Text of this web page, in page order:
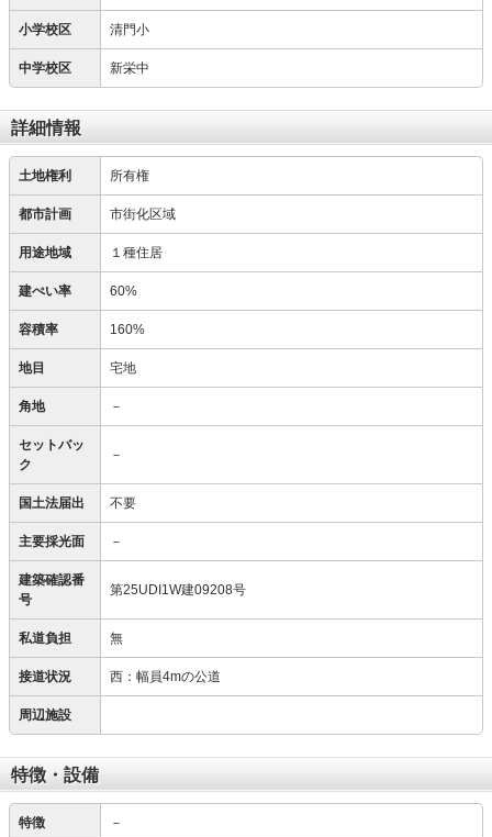
小学校区 清門小
中学校区 新栄中
詳細情報
土地権利 所有権
都市計画 市街化区域
用途地域 １種住居
建ぺい率 60%
容積率 160%
地目 宅地
角地 －
セットバッ
ク
－
国土法届出 不要
主要採光面 －
建築確認番
号
第25UDI1W建09208号
私道負担 無
接道状況 西：幅員4mの公道
周辺施設
特徴・設備
特徴 －